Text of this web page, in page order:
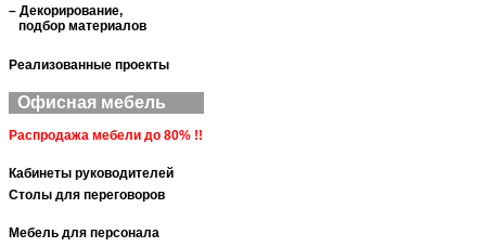
– Декорирование,
подбор материалов
Реализованные проекты
Офисная мебель
Распродажа мебели до 80% !!
Кабинеты руководителей
Столы для переговоров
Мебель для персонала